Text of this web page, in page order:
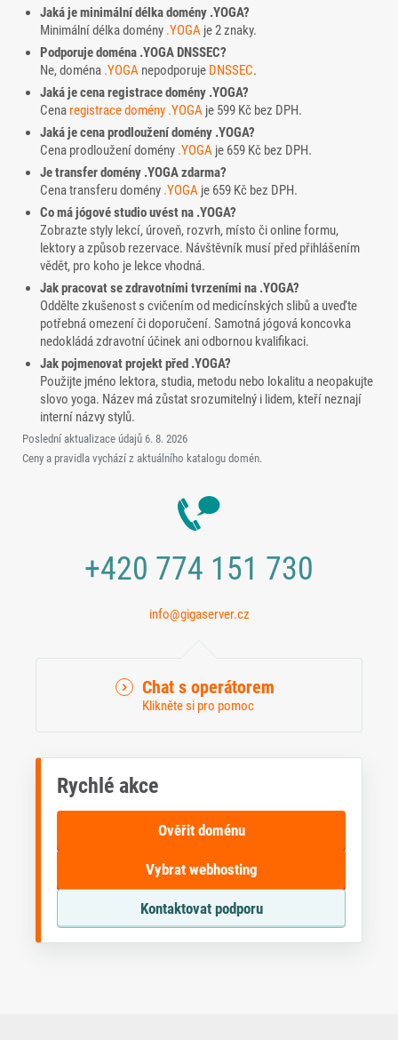
Jaká je minimální délka domény .YOGA?
Minimální délka domény .YOGA je 2 znaky.
Podporuje doména .YOGA DNSSEC?
Ne, doména .YOGA nepodporuje DNSSEC.
Jaká je cena registrace domény .YOGA?
Cena registrace domény .YOGA je 599 Kč bez DPH.
Jaká je cena prodloužení domény .YOGA?
Cena prodloužení domény .YOGA je 659 Kč bez DPH.
Je transfer domény .YOGA zdarma?
Cena transferu domény .YOGA je 659 Kč bez DPH.
Co má jógové studio uvést na .YOGA?
Zobrazte styly lekcí, úroveň, rozvrh, místo či online formu,
lektory a způsob rezervace. Návštěvník musí před přihlášením
vědět, pro koho je lekce vhodná.
Jak pracovat se zdravotními tvrzeními na .YOGA?
Oddělte zkušenost s cvičením od medicínských slibů a uveďte
potřebná omezení či doporučení. Samotná jógová koncovka
nedokládá zdravotní účinek ani odbornou kvalifikaci.
Jak pojmenovat projekt před .YOGA?
Použijte jméno lektora, studia, metodu nebo lokalitu a neopakujte
slovo yoga. Název má zůstat srozumitelný i lidem, kteří neznají
interní názvy stylů.
Poslední aktualizace údajů 6. 8. 2026
Ceny a pravidla vychází z aktuálního katalogu domén.
+420 774 151 730
info@gigaserver.cz
Chat s operátorem
Klikněte si pro pomoc
Rychlé akce
Ověřit doménu
Vybrat webhosting
Kontaktovat podporu